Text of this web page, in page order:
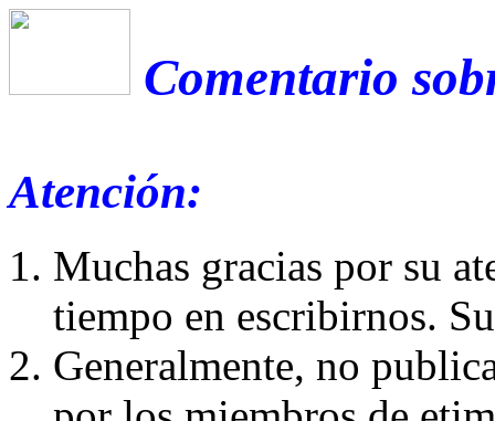
Comentario
Atención:
Muchas gracias por su
tiempo en escribirnos.
Generalmente, no